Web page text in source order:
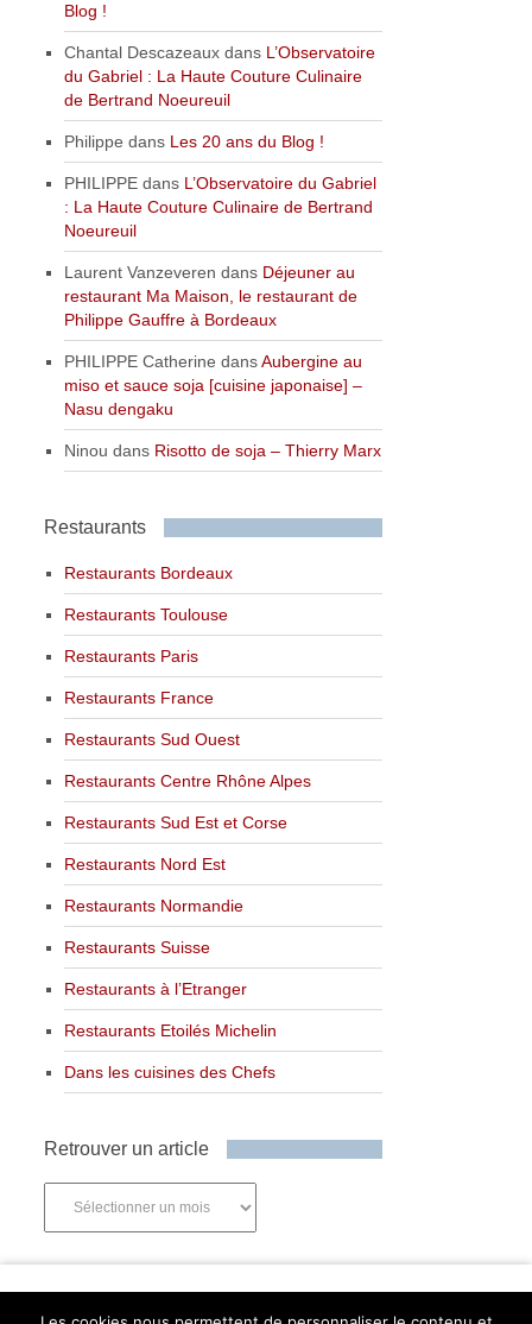
Blog !
Chantal Descazeaux dans L’Observatoire
du Gabriel : La Haute Couture Culinaire
de Bertrand Noeureuil
Philippe dans Les 20 ans du Blog !
PHILIPPE dans L’Observatoire du Gabriel
: La Haute Couture Culinaire de Bertrand
Noeureuil
Laurent Vanzeveren dans Déjeuner au
restaurant Ma Maison, le restaurant de
Philippe Gauffre à Bordeaux
PHILIPPE Catherine dansAubergine au
miso et sauce soja [cuisine japonaise] –
Nasu dengaku
Ninou dans Risotto de soja – Thierry Marx
Restaurants
Restaurants Bordeaux
Restaurants Toulouse
Restaurants Paris
Restaurants France
Restaurants Sud Ouest
Restaurants Centre Rhône Alpes
Restaurants Sud Est et Corse
Restaurants Nord Est
Restaurants Normandie
Restaurants Suisse
Restaurants à l’Etranger
Restaurants Etoilés Michelin
Dans les cuisines des Chefs
Retrouver un article